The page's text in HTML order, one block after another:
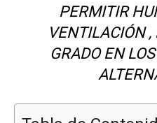
PERMITIR
VENTILACIÓN
GRADO EN